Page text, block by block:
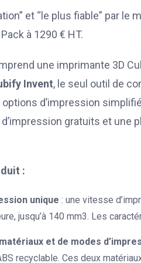
et “le plus fiable” par
à 1290 € HT.
une imprimante 3D
Invent, le seul outil de
d’impression
gratuits et une
:
unique : une vitesse
jusqu’à 140 mm3. Les
et de modes
recyclable. Ces deux